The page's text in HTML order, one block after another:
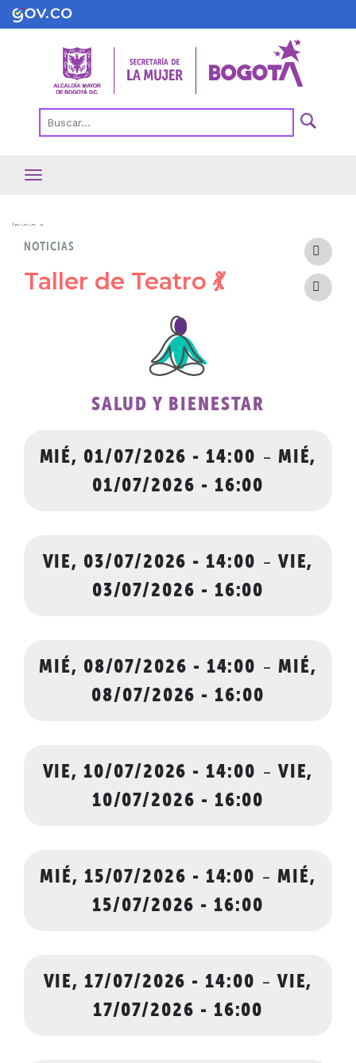
Pasar
al
Ruta
de
navegación
Inicio
NOTICIAS
Taller de Teatro 💃
SALUD Y BIENESTAR
MIÉ, 01/07/2026 - 14:00 - MIÉ,
01/07/2026 - 16:00
VIE, 03/07/2026 - 14:00 - VIE,
03/07/2026 - 16:00
MIÉ, 08/07/2026 - 14:00 -MIÉ,
08/07/2026 - 16:00
VIE, 10/07/2026 - 14:00 - VIE,
10/07/2026 - 16:00
MIÉ, 15/07/2026 - 14:00 -MIÉ,
15/07/2026 - 16:00
VIE, 17/07/2026 - 14:00 - VIE,
17/07/2026 - 16:00